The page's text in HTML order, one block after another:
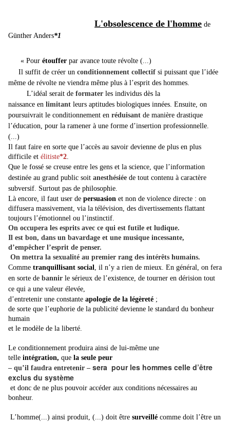
L'obsolescence de l'homme de
Günther Anders*1
« Pour étouffer par avance toute révolte (...)
Il suffit de créer un conditionnement collectif si puissant que l’idée
même de révolte ne viendra même plus à l’esprit des hommes.
L’idéal serait de formater les individus dès la
naissance en limitant leurs aptitudes biologiques innées. Ensuite, on
poursuivrait le conditionnement en réduisant de manière drastique
l’éducation, pour la ramener à une forme d’insertion professionnelle.
(...)
Il faut faire en sorte que l’accès au savoir devienne de plus en plus
difficile et élitiste*2.
Que le fossé se creuse entre les gens et la science, que l’information
destinée au grand public soit anesthésiée de tout contenu à caractère
subversif. Surtout pas de philosophie.
Là encore, il faut user de persuasion et non de violence directe : on
diffusera massivement, via la télévision, des divertissements flattant
toujours l’émotionnel ou l’instinctif.
On occupera les esprits avec ce qui est futile et ludique.
Il est bon, dans un bavardage et une musique incessante,
d’empêcher l’esprit de penser.
On mettra la sexualité au premier rang des intérêts humains.
Comme tranquillisant social, il n’y a rien de mieux. En général, on fera
en sorte de bannir le sérieux de l’existence, de tourner en dérision tout
ce qui a une valeur élevée,
d’entretenir une constante apologie de la légèreté ;
de sorte que l’euphorie de la publicité devienne le standard du bonheur
humain
et le modèle de la liberté.
Le conditionnement produira ainsi de lui-même une
telle intégration, que la seule peur
– qu’il faudra entretenir – sera pour les hommes celle d’être
exclus du système
et donc de ne plus pouvoir accéder aux conditions nécessaires au
bonheur.
L’homme(...) ainsi produit, (...) doit être surveillé comme doit l’être un